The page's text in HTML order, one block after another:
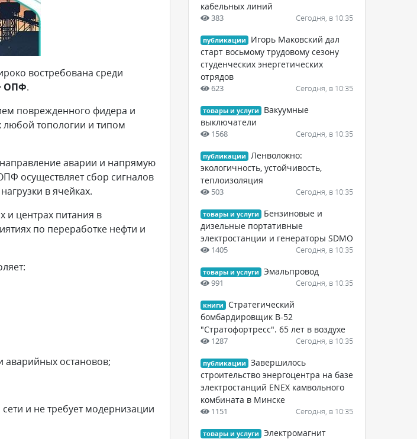
востребована среди
ОПФ.
поврежденного фидера и
любой топологии и типом
направление аварии и напрямую
осуществляет сбор сигналов
в ячейках.
и центрах питания в
по переработке нефти и
аварийных остановов;
и не требует модернизации
кабельных линий
383 Сегодня, в 10:35
публикации
Игорь Маковский дал
старт восьмому трудовому сезону
студенческих энергетических
отрядов
623 Сегодня, в 10:35
товары и услуги
Вакуумные
выключатели
1568 Сегодня, в 10:35
публикации
Ленволокно:
экологичность, устойчивость,
теплоизоляция
503 Сегодня, в 10:35
товары и услуги
Бензиновые и
дизельные портативные
электростанции и генераторы SDMO
1405 Сегодня, в 10:35
товары и услуги Эмальпровод
991 Сегодня, в 10:35
книги
Стратегический
бомбардировщик В-52
"Стратофортресс". 65 лет в воздухе
1287 Сегодня, в 10:35
публикации
Завершилось
строительство энергоцентра на базе
электростанций ENEX камвольного
комбината в Минске
1151 Сегодня, в 10:35
товары и услуги
Электромагнит